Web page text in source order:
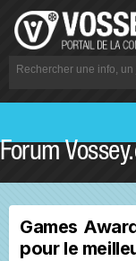
Forum
Games
pour le